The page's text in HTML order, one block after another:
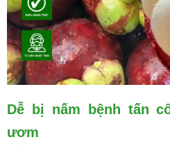
Dễ bị nấm bệnh tấn
ươm